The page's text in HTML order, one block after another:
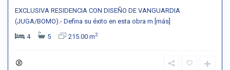
EXCLUSIVA RESIDENCIA CON DISEÑO DE VANGUARDIA
(JUGA/BOMO).- Defina su éxito en esta obra m [más]
4
5 215.00 m2